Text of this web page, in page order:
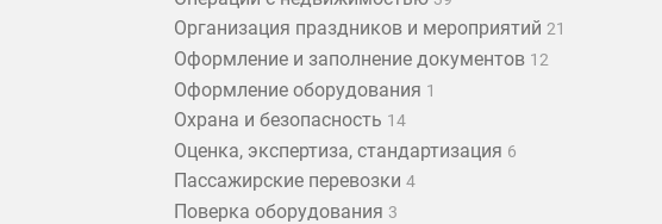
Организация праздников и мероприятий21
Оформление и заполнение документов 12
Оформление оборудования 1
Охрана и безопасность 14
Оценка, экспертиза, стандартизация 6
Пассажирские перевозки4
Поверка оборудования 3